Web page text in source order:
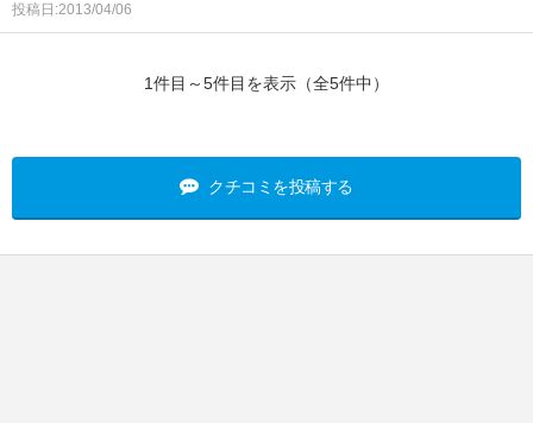
投稿日:2013/04/06
1件目～5件目を表示（全5件中）
クチコミを投稿する